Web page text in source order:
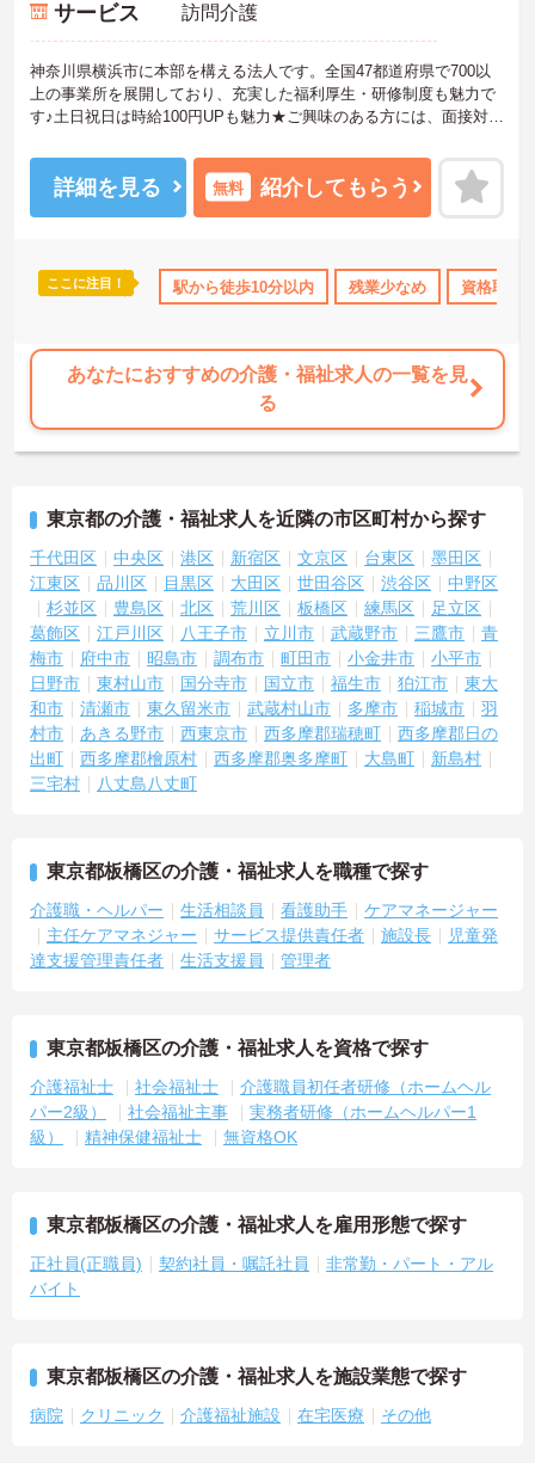
年間休日110日以上 資格取得サポート 研修制度あり
サービス 訪問介護
神奈川県横浜市に本部を構える法人です。全国47都道府県で700以
上の事業所を展開しており、充実した福利厚生・研修制度も魅力で
す♪土日祝日は時給100円UPも魅力★ご興味のある方には、面接対策
ください！
詳細を見る 無料 紹介してもらう
ここに注目！ 駅から徒歩10分以内 残業少なめ 資格取得
あなたにおすすめの介護・福祉求人の一覧を見
る
東京都の介護・福祉求人を近隣の市区町村から探す
千代田区 中央区 港区 新宿区 文京区 台東区
墨田区
江東区
品川区 目黒区 大田区 世田谷区 渋谷区
中野区
杉並区
豊島区 北区 荒川区 板橋区 練馬区
足立区
葛飾区
江戸川区 八王子市 立川市 武蔵野市 三鷹市
青
梅市
府中市 昭島市 調布市 町田市 小金井市
小平市
日野市
東村山市 国分寺市 国立市 福生市 狛江市
東大
和市
清瀬市 東久留米市 武蔵村山市 多摩市 稲城市
羽
村市
あきる野市 西東京市 西多摩郡瑞穂町
西多摩郡日の
出町
西多摩郡檜原村 西多摩郡奥多摩町 大島町
新島村
三宅村
八丈島八丈町
東京都板橋区の介護・福祉求人を職種で探す
介護職・ヘルパー 生活相談員 看護助手
ケアマネージャー
主任ケアマネジャー
サービス提供責任者 施設長
児童発
達支援管理責任者
生活支援員 管理者
東京都板橋区の介護・福祉求人を資格で探す
介護福祉士 社会福祉士
介護職員初任者研修（ホームヘル
パー2級）
社会福祉主事
実務者研修（ホームヘルパー1
級）
精神保健福祉士 無資格OK
東京都板橋区の介護・福祉求人を雇用形態で探す
正社員(正職員) 契約社員・嘱託社員
非常勤・パート・アル
バイト
東京都板橋区の介護・福祉求人を施設業態で探す
病院 クリニック 介護福祉施設 在宅医療 その他